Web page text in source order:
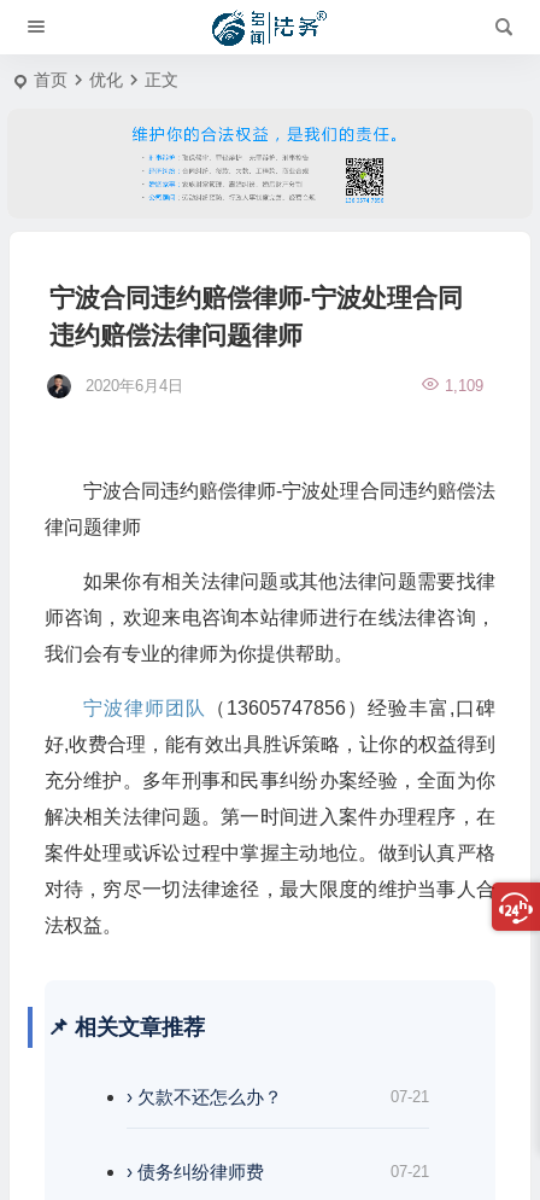
首页 优化 正文
宁波合同违约赔偿律师-宁波处理合同
违约赔偿法律问题律师
2020年6月4日 1,109
宁波合同违约赔偿律师-宁波处理合同违约赔偿法
律问题律师
如果你有相关法律问题或其他法律问题需要找律
师咨询，欢迎来电咨询本站律师进行在线法律咨询，
我们会有专业的律师为你提供帮助。
宁波律师团队
（13605747856）经验丰富,口碑
好,收费合理，能有效出具胜诉策略，让你的权益得到
充分维护。多年刑事和民事纠纷办案经验，全面为你
解决相关法律问题。第一时间进入案件办理程序，在
案件处理或诉讼过程中掌握主动地位。做到认真严格
对待，穷尽一切法律途径，最大限度的维护当事人合
法权益。
📌 相关文章推荐
› 欠款不还怎么办？ 07-21
› 债务纠纷律师费 07-21